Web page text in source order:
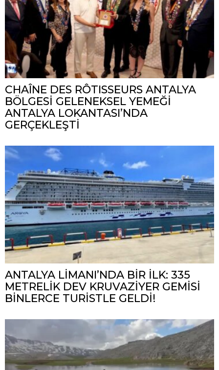
CHAÎNE DES RÔTISSEURS ANTALYA
BÖLGESİ GELENEKSEL YEMEĞİ
ANTALYA LOKANTASI’NDA
GERÇEKLEŞTİ
ANTALYA LİMANI’NDA BİR İLK: 335
METRELİK DEV KRUVAZİYER GEMİSİ
BİNLERCE TURİSTLE GELDİ!